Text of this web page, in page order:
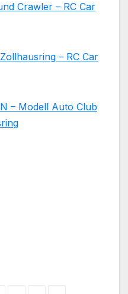
Crawler – RC Car
– RC Car
– Modell Auto Club